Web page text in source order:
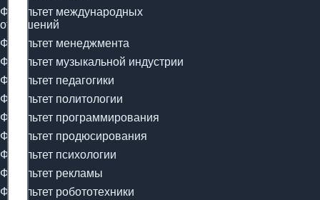
Факультет международных
отношений
Факультет менеджмента
Факультет музыкальной индустрии
Факультет педагогики
Факультет политологии
Факультет программирования
Факультет продюсирования
Факультет психологии
Факультет рекламы
Факультет робототехники